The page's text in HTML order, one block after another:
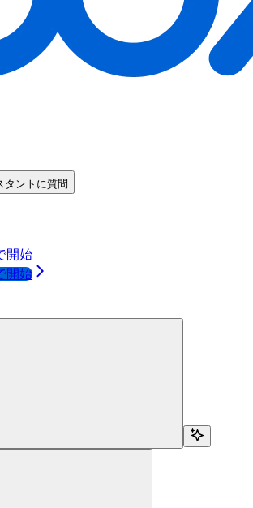
タントに質問
開始
開始